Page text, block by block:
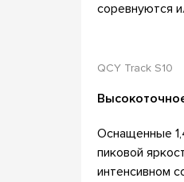
соревнуются
QCY Track S10
Оснащенные
пиковой
интенсивном